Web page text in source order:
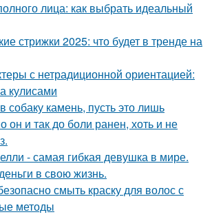
лица: как выбрать идеальный
стрижки 2025: что будет в тренде на
с нетрадиционной ориентацией:
кулисами
собаку камень, пусть это лишь
он и так до боли ранен, хоть и не
- самая гибкая девушка в мире.
в свою жизнь.
смыть краску для волос с
методы